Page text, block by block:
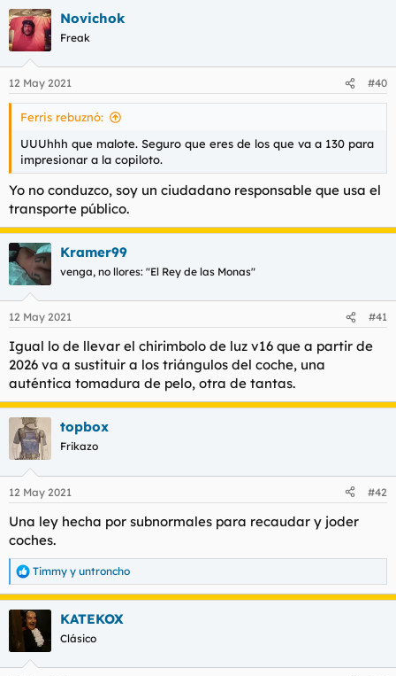
Novichok
Freak
12 May 2021 #40
Ferris rebuznó:
UUUhhh que malote. Seguro que eres de los que va a 130 para
impresionar a la copiloto.
Yo no conduzco, soy un ciudadano responsable que usa el
transporte público.
Kramer99
venga, no llores: "El Rey de las Monas"
12 May 2021 #41
Igual lo de llevar el chirimbolo de luz v16 que a partir de
2026 va a sustituir a los triángulos del coche, una
auténtica tomadura de pelo, otra de tantas.
topbox
Frikazo
12 May 2021 #42
Una ley hecha por subnormales para recaudar y joder
coches.
R
e
a
Timmy y untroncho
KATEKOX
Clásico